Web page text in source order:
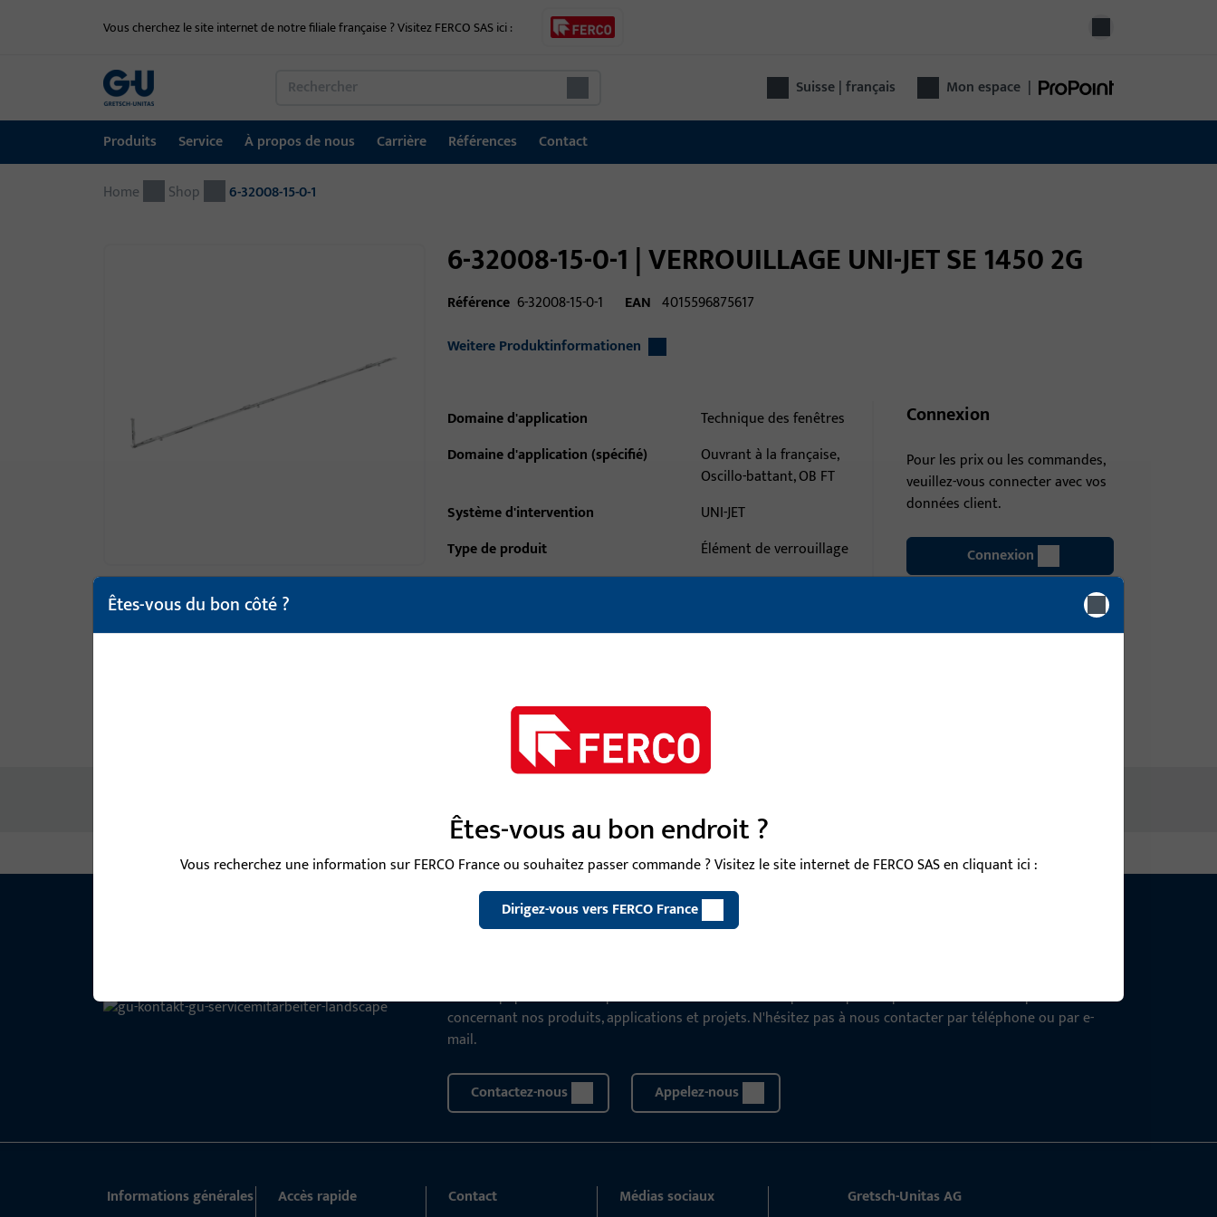
Vous cherchez le site internet de notre filiale française ? Visitez FERCO SAS ici :
Suisse | français Mon espace |
Produits
Produits
Service
Service
À propos de nous
À propos de nous
Carrière
Carrière
Références
Références
Contact
Contact
Home Shop 6-32008-15-0-1
6-32008-15-0-1 | VERROUILLAGE UNI-JET SE 1450 2G
Référence 6-32008-15-0-1 EAN 4015596875617
Weitere Produktinformationen
Domaine d'application
Technique des fenêtres
Domaine d'application (spécifié)
Ouvrant à la française,
Oscillo-battant, OB FT
Système d'intervention
UNI-JET
Type de produit
Élément de verrouillage
Connexion
Pour les prix ou les commandes,
veuillez-vous connecter avec vos
données client.
Connexion
Caractéristiques techniques Téléchargements
CONTACT
Notre équipe de service après-vente se tient à votre disposition pour répondre à toutes vos questions
concernant nos produits, applications et projets. N'hésitez pas à nous contacter par téléphone ou par e-
mail.
Contactez-nous Appelez-nous
Êtes-vous du bon côté ?
Êtes-vous au bon endroit ?
Vous recherchez une information sur FERCO France ou souhaitez passer commande ? Visitez le site internet de FERCO SAS en cliquant ici :
Dirigez-vous vers FERCO France
Informations générales Accès rapide Contact Médias sociaux
Gretsch-Unitas AG